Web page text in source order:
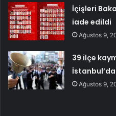
İçişleri
iade edildi
Ağustos 9,
39 ilçe
Ağustos 9,